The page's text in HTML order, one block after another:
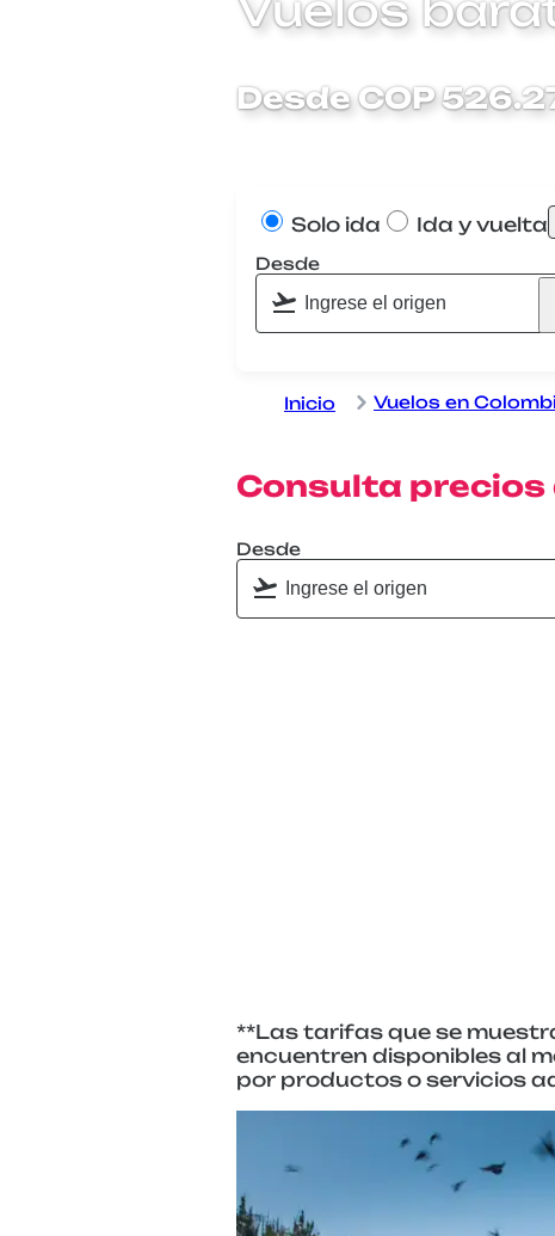
Desde COP
Solo ida Ida y vuelta
Desde
Inicio Vuelos en
Consulta precios
Desde
**Las tarifas que se
encuentren disponibles al
por productos o servicios